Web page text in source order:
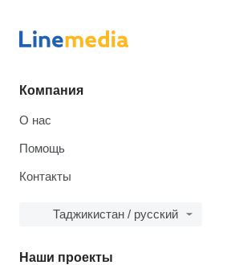
Компания
О нас
Помощь
Контакты
Таджикистан / русский
Наши проекты